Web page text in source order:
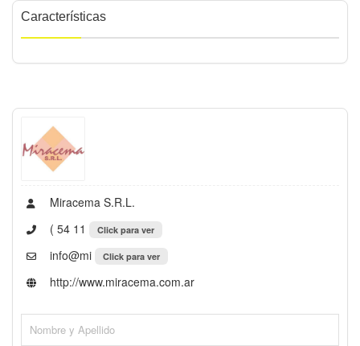
Características
Miracema S.R.L.
( 54 11
Click para ver
info@mi Click para ver
http://www.miracema.com.ar